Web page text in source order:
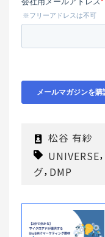
松谷 有紗
UNIVERSE,
グ, DMP